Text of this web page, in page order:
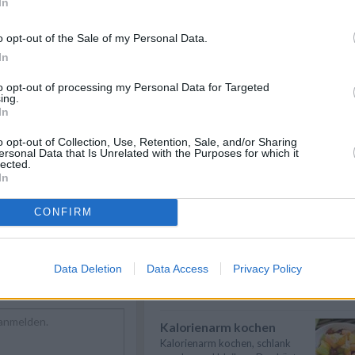
opt-out of the Sale of my Personal Data.
opt-out of processing my Personal Data for Targeted
opt-out of Collection, Use, Retention, Sale, and/or Sharing
Data that Is Unrelated with the Purposes for which it
CONFIRM
Data Deletion Data Access Privacy Policy
/
zum Grillen
/
Rezepte
Spargel kochen - Hier gibt es
Karfiol kochen
Thema: Wie ... » mehr
Als Grundlage für Suppen dienen
Kartoffeln kochen - Kartoffeln
Kalorienarm kochen
Kalorienarm kochen, schlank